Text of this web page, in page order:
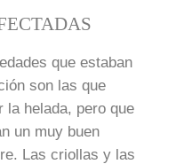
que estaban
son las que
la helada, pero que
un muy buen
Las criollas y las